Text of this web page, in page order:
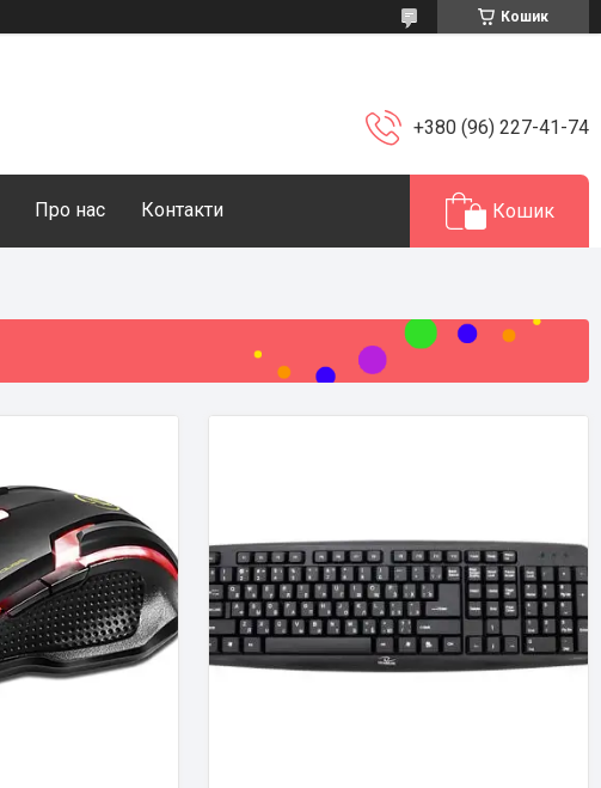
Кошик
+380 (96) 227-41-74
Про нас Контакти Кошик